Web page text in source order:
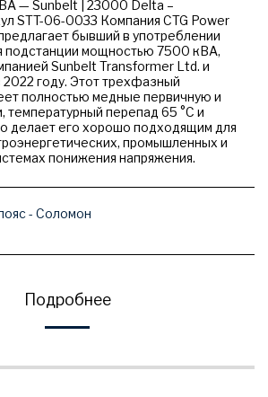
— Sunbelt | 23000 Delta –
STT-06-0033 Компания CTG Power
бывший в употреблении
подстанции мощностью 7500 кВА,
Sunbelt Transformer Ltd. и
году. Этот трехфазный
полностью медные первичную и
температурный перепад 65 °C и
делает его хорошо подходящим для
промышленных и
понижения напряжения.
- Соломон
Подробнее